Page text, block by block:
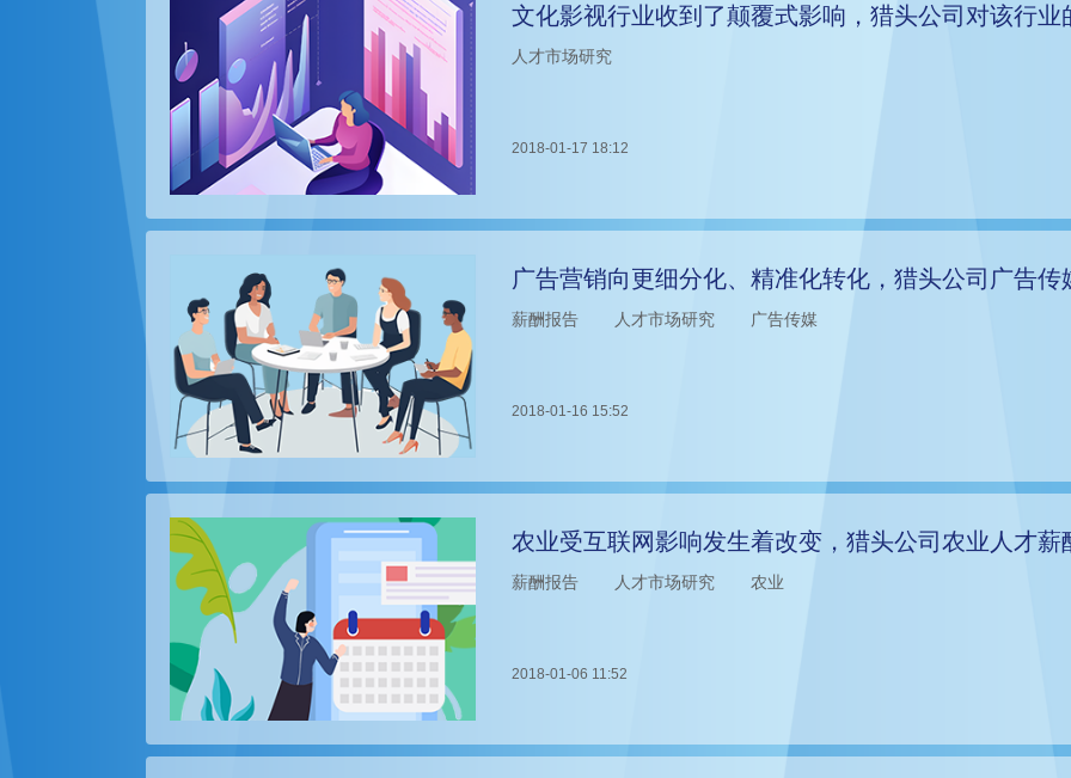
文化影视行业收到了颠覆式影响，猎头公司对该行业
人才市场研究
2018-01-17 18:12
广告营销向更细分化、精准化转化，猎头公司广告
薪酬报告 人才市场研究 广告传媒
2018-01-16 15:52
农业受互联网影响发生着改变，猎头公司农业人才薪
薪酬报告 人才市场研究 农业
2018-01-06 11:52